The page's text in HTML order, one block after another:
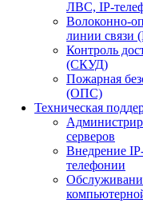
ЛВС, IP-
Волоконно-
линии
Контроль
(СКУД)
Пожарная
(ОПС)
Техническая
серверов
Внедрение
телефонии